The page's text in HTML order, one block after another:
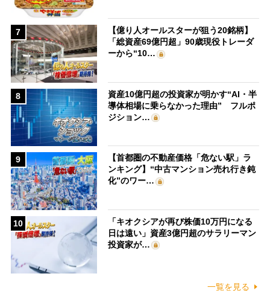
7
【億り人オールスターが狙う20銘柄】
「総資産69億円超」90歳現役トレーダ
ーから“10…
8
資産10億円超の投資家が明かす“AI・半
導体相場に乗らなかった理由” フルポ
ジション…
9
【首都圏の不動産価格「危ない駅」ラ
ンキング】“中古マンション売れ行き鈍
化”のワー…
10
「キオクシアが再び株価10万円になる
日は遠い」資産3億円超のサラリーマン
投資家が…
一覧を見る